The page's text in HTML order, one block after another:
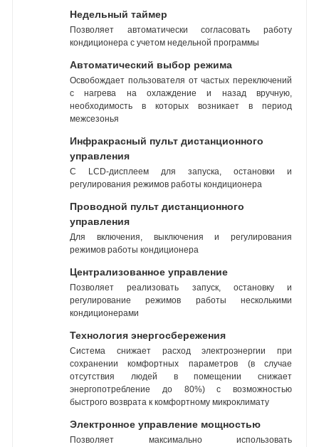
Недельный таймер
Позволяет автоматически согласовать работу
кондиционера с учетом недельной программы
Автоматический выбор режима
Освобождает пользователя от частых переключений
с нагрева на охлаждение и назад вручную,
необходимость в которых возникает в период
межсезонья
Инфракрасный пульт дистанционного
управления
С LCD-дисплеем для запуска, остановки и
регулирования режимов работы кондиционера
Проводной пульт дистанционного
управления
Для включения, выключения и регулирования
режимов работы кондиционера
Централизованное управление
Позволяет реализовать запуск, остановку и
регулирование режимов работы несколькими
кондиционерами
Технология энергосбережения
Система снижает расход электроэнергии при
сохранении комфортных параметров (в случае
отсутствия людей в помещении снижает
энергопотребление до 80%) с возможностью
быстрого возврата к комфортному микроклимату
Электронное управление мощностью
Позволяет максимально использовать